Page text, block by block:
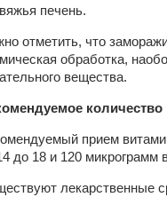
печень.
отметить, что
обработка,
вещества.
количество
прием
до 18 и 120 микрограмм
лекарственные